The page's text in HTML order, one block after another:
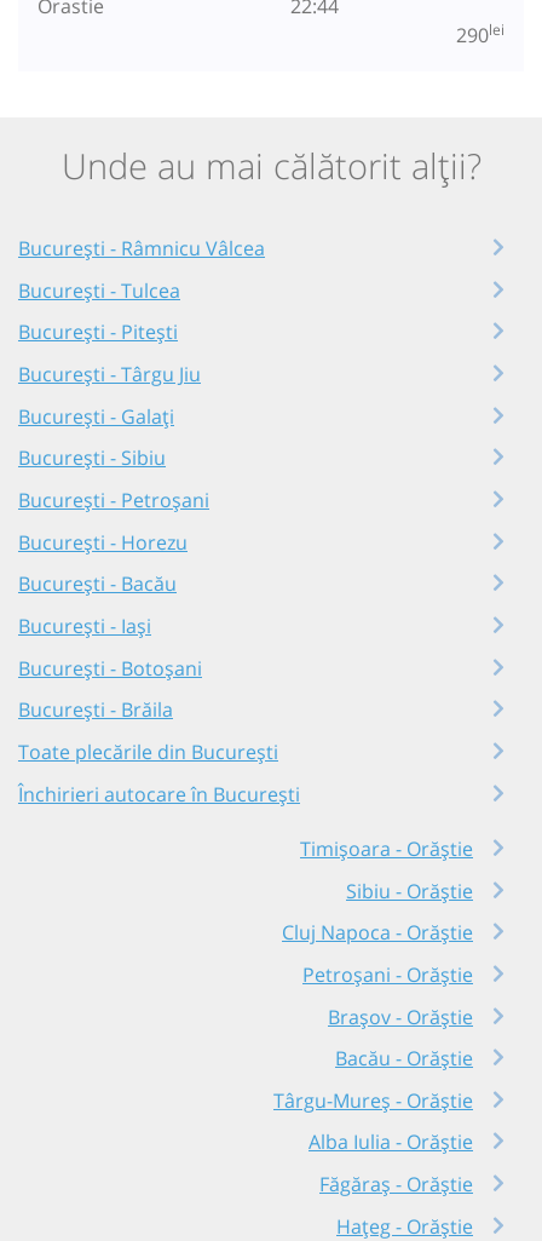
Orastie
22:44
290lei
Unde au mai călătorit alții?
București - Râmnicu Vâlcea
București - Tulcea
București - Pitești
București - Târgu Jiu
București - Galați
București - Sibiu
București - Petroșani
București - Horezu
București - Bacău
București - Iași
București - Botoșani
București - Brăila
Toate plecările din București
Închirieri autocare în București
Timișoara - Orăștie
Sibiu - Orăștie
Cluj Napoca - Orăștie
Petroșani - Orăștie
Brașov - Orăștie
Bacău - Orăștie
Târgu-Mureș - Orăștie
Alba Iulia - Orăștie
Făgăraș - Orăștie
Hațeg - Orăștie